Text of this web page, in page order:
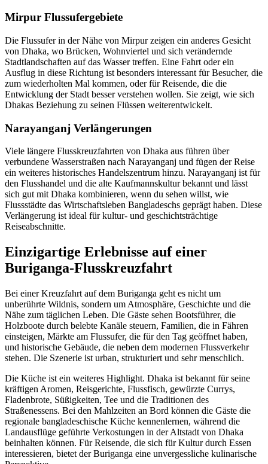
Mirpur Flussufergebiete
Die Flussufer in der Nähe von Mirpur zeigen ein anderes Gesicht
von Dhaka, wo Brücken, Wohnviertel und sich verändernde
Stadtlandschaften auf das Wasser treffen. Eine Fahrt oder ein
Ausflug in diese Richtung ist besonders interessant für Besucher, die
zum wiederholten Mal kommen, oder für Reisende, die die
Entwicklung der Stadt besser verstehen wollen. Sie zeigt, wie sich
Dhakas Beziehung zu seinen Flüssen weiterentwickelt.
Narayanganj Verlängerungen
Viele längere Flusskreuzfahrten von Dhaka aus führen über
verbundene Wasserstraßen nach Narayanganj und fügen der Reise
ein weiteres historisches Handelszentrum hinzu. Narayanganj ist für
den Flusshandel und die alte Kaufmannskultur bekannt und lässt
sich gut mit Dhaka kombinieren, wenn du sehen willst, wie
Flussstädte das Wirtschaftsleben Bangladeschs geprägt haben. Diese
Verlängerung ist ideal für kultur- und geschichtsträchtige
Reiseabschnitte.
Einzigartige Erlebnisse auf einer
Buriganga-Flusskreuzfahrt
Bei einer Kreuzfahrt auf dem Buriganga geht es nicht um
unberührte Wildnis, sondern um Atmosphäre, Geschichte und die
Nähe zum täglichen Leben. Die Gäste sehen Bootsführer, die
Holzboote durch belebte Kanäle steuern, Familien, die in Fähren
einsteigen, Märkte am Flussufer, die für den Tag geöffnet haben,
und historische Gebäude, die neben dem modernen Flussverkehr
stehen. Die Szenerie ist urban, strukturiert und sehr menschlich.
Die Küche ist ein weiteres Highlight. Dhaka ist bekannt für seine
kräftigen Aromen, Reisgerichte, Flussfisch, gewürzte Currys,
Fladenbrote, Süßigkeiten, Tee und die Traditionen des
Straßenessens. Bei den Mahlzeiten an Bord können die Gäste die
regionale bangladeschische Küche kennenlernen, während die
Landausflüge geführte Verkostungen in der Altstadt von Dhaka
beinhalten können. Für Reisende, die sich für Kultur durch Essen
interessieren, bietet der Buriganga eine unvergessliche kulinarische